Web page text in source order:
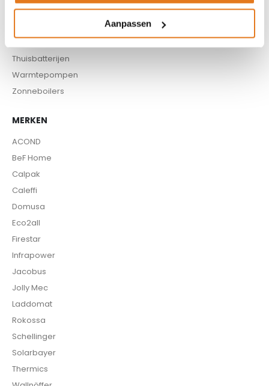
Aanpassen
Pellet kachels
Thuisbatterijen
Warmtepompen
Zonneboilers
MERKEN
ACOND
BeF Home
Calpak
Caleffi
Domusa
Eco2all
Firestar
Infrapower
Jacobus
Jolly Mec
Laddomat
Rokossa
Schellinger
Solarbayer
Thermics